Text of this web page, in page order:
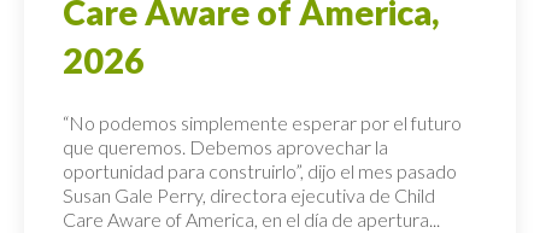
Care Aware of America,
2026
“No podemos simplemente esperar por el futuro
que queremos. Debemos aprovechar la
oportunidad para construirlo”, dijo el mes pasado
Susan Gale Perry, directora ejecutiva de Child
Care Aware of America, en el día de apertura...